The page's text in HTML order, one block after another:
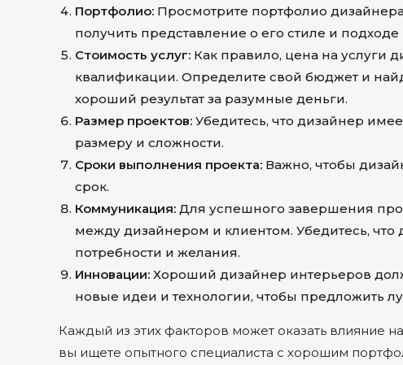
Портфолио: Просмотрите портфолио
получить представление о его стиле и подходе
Стоимость услуг: Как правило, цена на услуги
квалификации. Определите свой бюджет и
хороший результат за разумные деньги.
Размер проектов: Убедитесь, что дизайнер
размеру и сложности.
Сроки выполнения проекта: Важно, чтобы
срок.
Коммуникация: Для успешного завершения
между дизайнером и клиентом. Убедитесь,
потребности и желания.
Инновации: Хороший дизайнер интерьеров
новые идеи и технологии, чтобы предложить
Каждый из этих факторов может оказать влияние
вы ищете опытного специалиста с хорошим